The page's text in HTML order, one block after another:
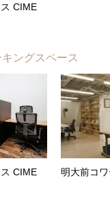
CIME
ングスペース
CIME
明大前コ